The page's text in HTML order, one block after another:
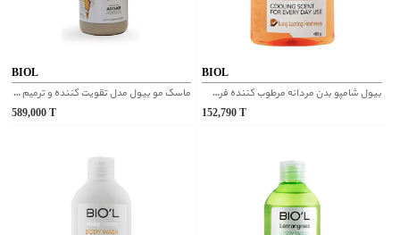
BIOL
ماسک مو بیول مدل تقويت كننده و ترميم كننده
589,000
BIOL
بیول شامپو بدن مردانه مرطوب کننده فرش پلاس
152,790